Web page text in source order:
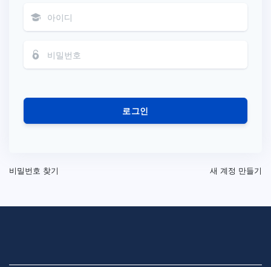
로그인
비밀번호 찾기 새 계정 만들기